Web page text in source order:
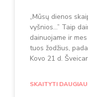
„Mūsų dienos
vyšnios…” Taip
dainuojame ir
tuos žodžius,
Kovo 21 d.
SKAITYTI